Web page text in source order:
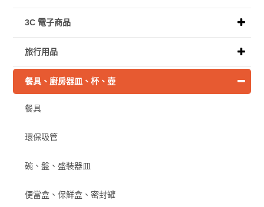
3C 電子商品
旅行用品
餐具、廚房器皿、杯、壺
餐具
環保吸管
碗、盤、盛裝器皿
便當盒、保鮮盒、密封罐